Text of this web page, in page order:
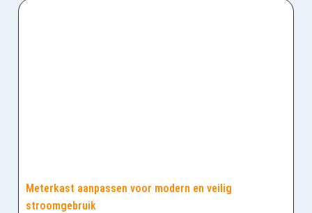
Meterkast aanpassen voor modern en veilig
stroomgebruik